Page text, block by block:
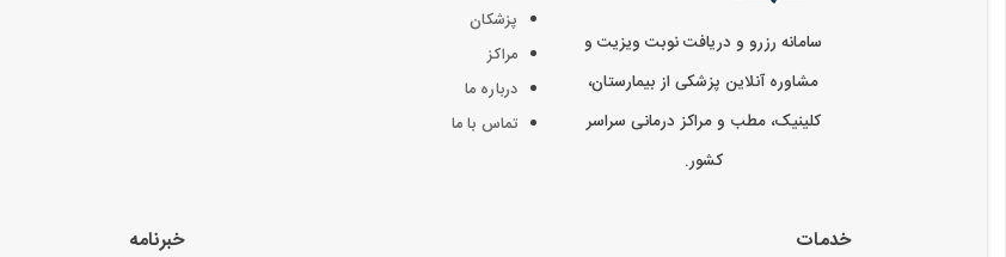
سامانه رزرو و دریافت نوبت ویزیت و
مشاوره آنلاین پزشکی از بیمارستان،
کلینیک، مطب و مراکز درمانی سراسر
کشور.
پزشکان
مراکز
درباره ما
تماس با ما
خدمات خبرنامه